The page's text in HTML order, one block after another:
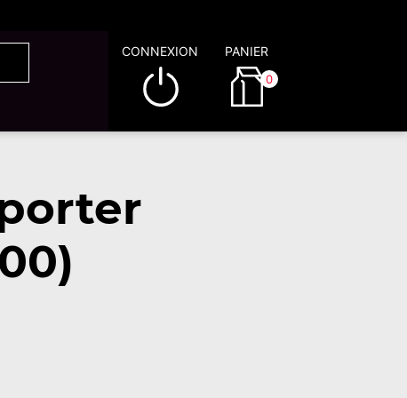
CONNEXION PANIER
0